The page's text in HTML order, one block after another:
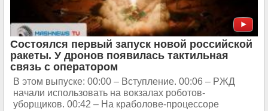
Состоялся первый запуск новой российской
ракеты. У дронов появилась тактильная
связь с оператором
В этом выпуске: 00:00 – Вступление. 00:06 – РЖД
начали использовать на вокзалах роботов-
уборщиков. 00:42 – На краболове-процессоре